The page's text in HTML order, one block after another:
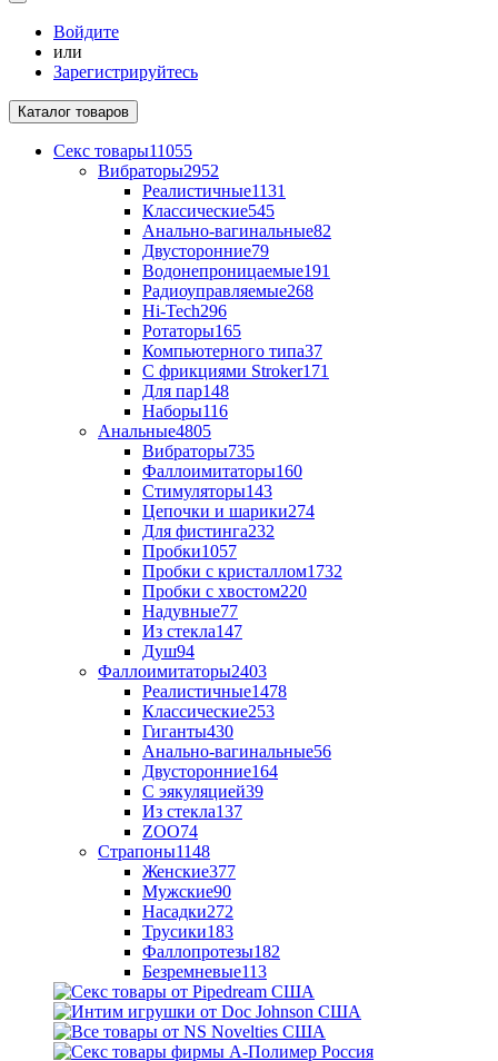
Войдите
или
Зарегистрируйтесь
Каталог товаров
Секс товары11055
Вибраторы2952
Реалистичные1131
Классические545
Анально-вагинальные82
Двусторонние79
Водонепроницаемые191
Радиоуправляемые268
Hi-Tech296
Ротаторы165
Компьютерного типа37
С фрикциями Stroker171
Для пар148
Наборы116
Анальные4805
Вибраторы735
Фаллоимитаторы160
Стимуляторы143
Цепочки и шарики274
Для фистинга232
Пробки1057
Пробки с кристаллом1732
Пробки с хвостом220
Надувные77
Из стекла147
Душ94
Фаллоимитаторы2403
Реалистичные1478
Классические253
Гиганты430
Анально-вагинальные56
Двусторонние164
С эякуляцией39
Из стекла137
ZOO74
Страпоны1148
Женские377
Мужские90
Насадки272
Трусики183
Фаллопротезы182
Безремневые113